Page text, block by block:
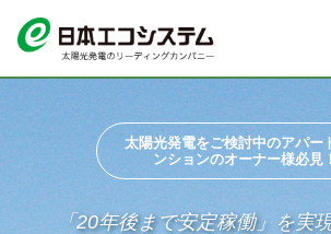
太陽光発電をご検討中のアパー
ンションのオーナー様必見！
「20年後まで安定稼働」を実